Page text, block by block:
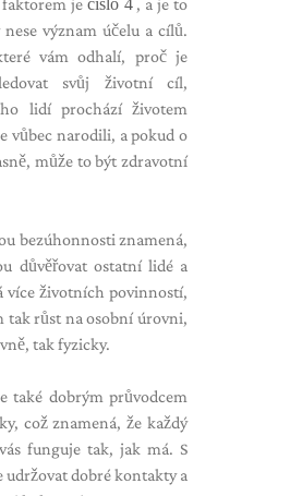
je číslo 4, a je to
význam účelu a cílů.
vám odhalí, proč je
svůj životní cíl,
lidí prochází životem
vůbec narodili, a pokud o
může to být zdravotní
bezúhonnosti znamená,
důvěřovat ostatní lidé a
více životních povinností,
tak růst na osobní úrovni,
tak fyzicky.
také dobrým průvodcem
což znamená, že každý
funguje tak, jak má. S
udržovat dobré kontakty a